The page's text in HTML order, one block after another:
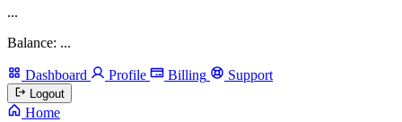
...
Balance: ...
Dashboard Profile Billing Support
Logout
Home